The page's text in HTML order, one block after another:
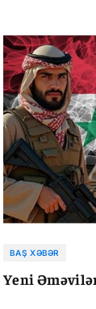
hakimiyyətə
başlamışdır.
BAŞ XƏBƏR
Yeni